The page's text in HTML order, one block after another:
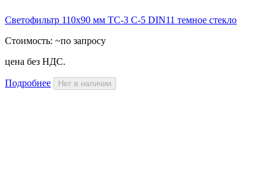
Светофильтр 110х90 мм ТС-3 С-5 DIN11 темное стекло
Стоимость: ~по запросу
цена без НДС.
Подробнее Нет в наличии